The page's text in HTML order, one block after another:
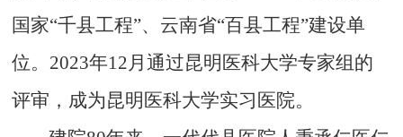
国家“千县工程”、云南省“百县工程”建设单
位。 2023年12月通过昆明医科大学专家组的
评审，成为昆明医科大学实习医院。